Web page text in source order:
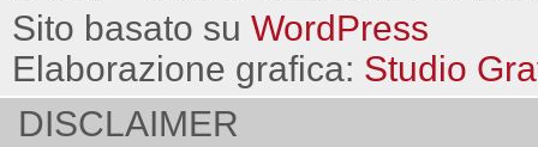
Sito basato su WordPress
Elaborazione grafica: Studio
DISCLAIMER